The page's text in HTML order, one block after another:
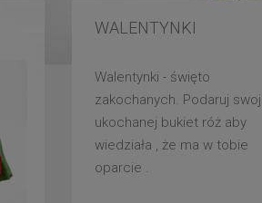
WALENTYNKI
Walentynki - święto
zakochanych. Podaruj
ukochanej bukiet róż aby
wiedziała , że ma w tobie
oparcie .